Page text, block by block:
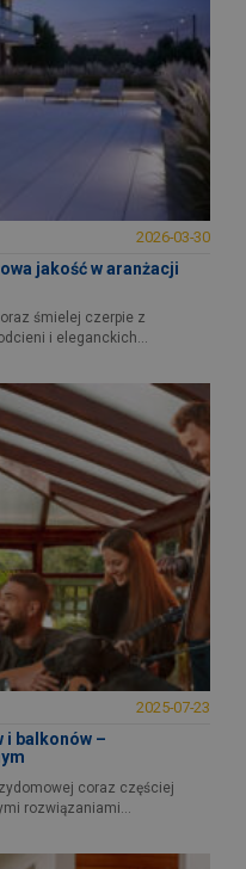
2026-03-30
jakość w aranżacji
śmielej czerpie z
i eleganckich...
2025-07-23
i balkonów –
coraz częściej
rozwiązaniami...